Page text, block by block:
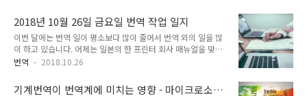
요. 처음 방문한 병원이었는데, 젊은 선생님이 세세한 부분을 꼼
꼼하게 체크하고 설명해주는 것이..
Trados 전문가가 번역업계 최신 트렌드와 새로워진 SDL
Trados Studio의 혁신적인 주요 변화를 소개하는 자리가 될 것
으로 보입니다. 번역업계 종사자들과 친분을 쌓기에 좋은 기회
같습니다. [행사 안내] 참가비가 무료네요. [아젠다] 사전 등록 신
청은 다음 페이지에서 할 수 있습니다.
2018년 10월 26일 금요일 번역 작업 일지
이번 달에는 번역 일이 평소보다 많이 줄어서 번역 외의 일을 많
이 하고 있습니다. 어제는 일본의 한 프린터 회사 매뉴얼을 맞았
습니다. 이 업체로부터 7~8년 전부터 일을 했으므로 꽤 오래되
는 작업을 맡았습니다. 언어는 영어에서 한국어로 번역하는 것이
번역 2018.10.26
기계번역이 번역계에 미치는 영향 - 마이크로소프